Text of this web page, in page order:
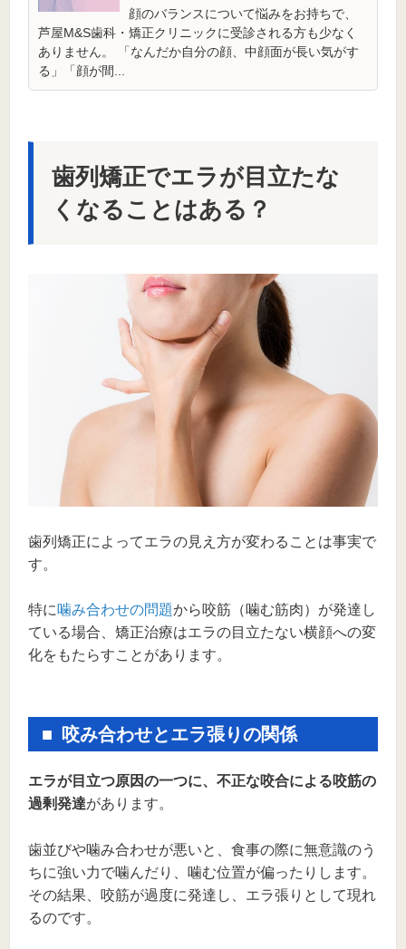
顔のバランスについて悩みをお持ちで、
芦屋M&S歯科・矯正クリニックに受診される方も少なく
ありません。 「なんだか自分の顔、中顔面が長い気がす
る」「顔が間...
歯列矯正でエラが目立たな
くなることはある？
歯列矯正によってエラの見え方が変わることは事実で
す。
特に噛み合わせの問題から咬筋（噛む筋肉）が発達し
ている場合、矯正治療はエラの目立たない横顔への変
化をもたらすことがあります。
咬み合わせとエラ張りの関係
エラが目立つ原因の一つに、不正な咬合による咬筋の
過剰発達があります。
歯並びや噛み合わせが悪いと、食事の際に無意識のう
ちに強い力で噛んだり、噛む位置が偏ったりします。
その結果、咬筋が過度に発達し、エラ張りとして現れ
るのです。